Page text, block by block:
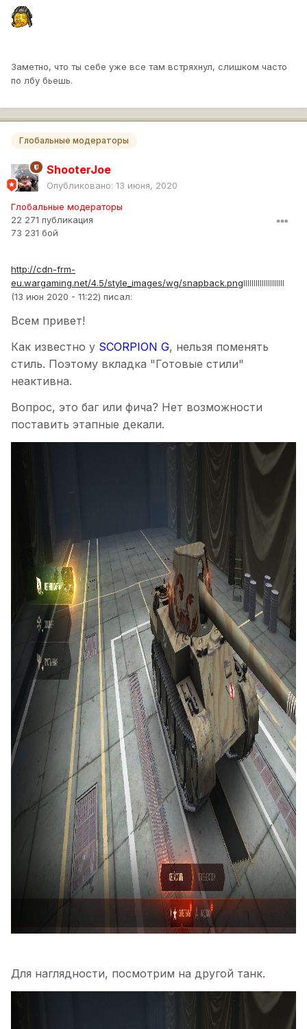
Заметно, что ты себе уже все там встряхнул, слишком часто
по лбу бьешь.
Глобальные модераторы
ShooterJoe
Опубликовано: 13 июня, 2020
Глобальные модераторы
22 271 публикация
73 231 бой
http://cdn-frm-
eu.wargaming.net/4.5/style_images/wg/snapback.pnglIIIIIIIIIIIIIIIIIII
(13 июн 2020 - 11:22) писал:
Всем привет!
Как известно у SCORPION G, нельзя поменять
стиль. Поэтому вкладка "Готовые стили"
неактивна.
Вопрос, это баг или фича? Нет возможности
поставить этапные декали.
Для наглядности, посмотрим на другой танк.